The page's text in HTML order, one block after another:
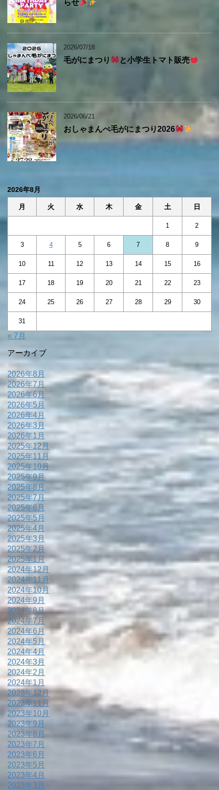
らせ
2026/07/18
毛がにまつり と小学生トマト販売
2026/06/21
おしゃまんべ毛がにまつり2026
2026年8月
月 火 水 木 金 土 日
1 2
3 4 5 6 7 8 9
10 11 12 13 14 15 16
17 18 19 20 21 22 23
24 25 26 27 28 29 30
31
« 7月
アーカイブ
2026年8月
2026年7月
2026年6月
2026年5月
2026年4月
2026年3月
2026年1月
2025年12月
2025年11月
2025年10月
2025年9月
2025年8月
2025年7月
2025年6月
2025年5月
2025年4月
2025年3月
2025年2月
2025年1月
2024年12月
2024年11月
2024年10月
2024年9月
2024年8月
2024年7月
2024年6月
2024年5月
2024年4月
2024年3月
2024年2月
2024年1月
2023年12月
2023年11月
2023年10月
2023年9月
2023年8月
2023年7月
2023年6月
2023年5月
2023年4月
2023年3月